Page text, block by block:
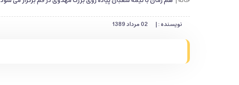
نویسنده : | 02 مرداد 1389